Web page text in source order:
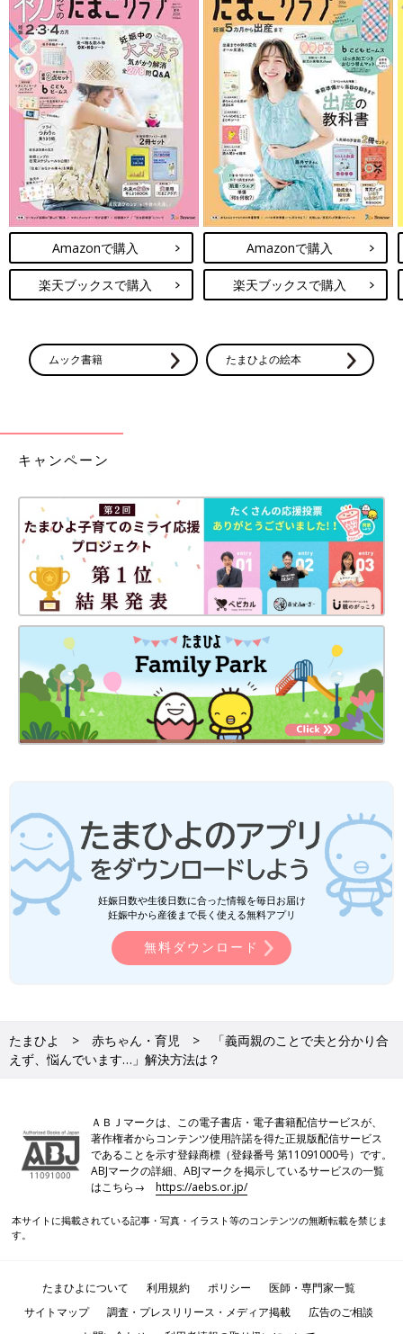
Amazonで購入
楽天ブックスで購入
Amazonで購入
楽天ブックスで購入
ムック書籍 たまひよの絵本
キャンペーン
妊娠日数や生後日数に合った情報を毎日お届け
妊娠中から産後まで長く使える無料アプリ
無料ダウンロード
たまひよ 赤ちゃん・育児
「義両親のことで夫と分かり合
えず、悩んでいます…」解決方法は？
ＡＢＪマークは、この電子書店・電子書籍配信サービスが、
著作権者からコンテンツ使用許諾を得た正規版配信サービス
であることを示す登録商標（登録番号 第11091000号）です。
ABJマークの詳細、ABJマークを掲示しているサービスの一覧
はこちら→https://aebs.or.jp/
本サイトに掲載されている記事・写真・イラスト等のコンテンツの無断転載を禁じま
す。
たまひよについて 利用規約 ポリシー
医師・専門家一覧
サイトマップ
調査・プレスリリース・メディア掲載
広告のご相談